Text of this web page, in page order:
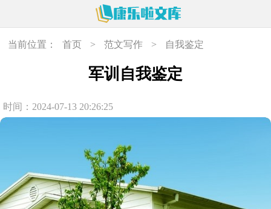
当前位置： 首页 > 范文写作 > 自我鉴定
军训自我鉴定
时间：2024-07-13 20:26:25